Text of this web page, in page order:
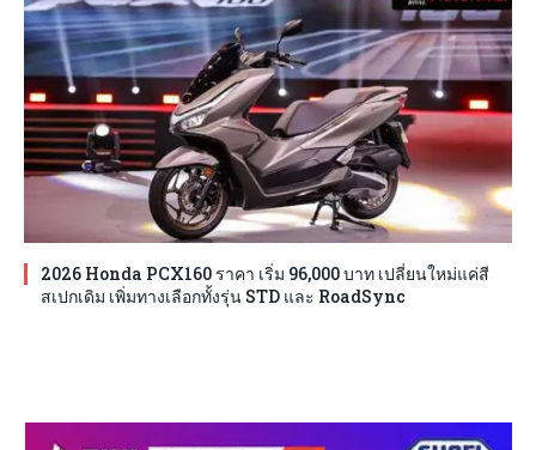
2026 Honda PCX160 ราคา เริ่ม 96,000 บาท เปลี่ยนใหม่แค่สี
สเปกเดิม เพิ่มทางเลือกทั้งรุ่น STD และ RoadSync